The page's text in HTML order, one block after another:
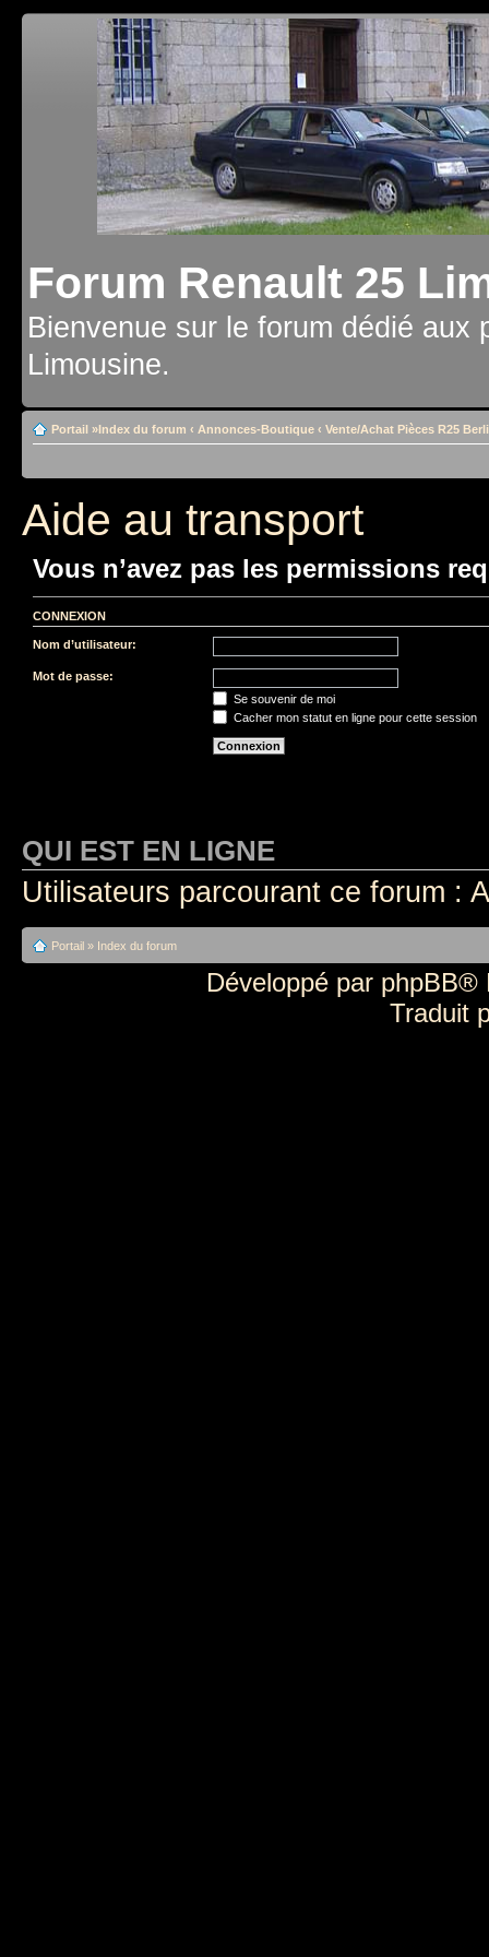
Forum Renault 25
Bienvenue sur le forum dédié aux
Limousine.
Portail »Index du forum ‹ Annonces-Boutique ‹ Vente/Achat Pièces R25
Aide au transport
Vous n’avez pas les permissions
CONNEXION
Nom d’utilisateur:
Mot de passe:
Se souvenir de moi
Cacher mon statut en ligne pour cette session
QUI EST EN LIGNE
Utilisateurs parcourant ce forum :
Portail » Index du forum
Développé par phpBB®
Traduit